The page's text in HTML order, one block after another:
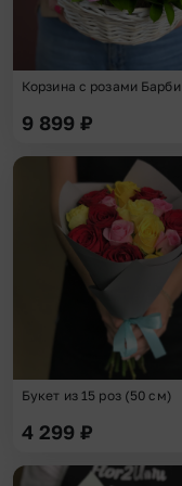
Корзина с розами Барби
9 899 ₽
Букет из 15 роз (50 см)
4 299 ₽